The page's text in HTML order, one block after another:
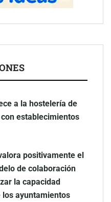
a la hostelería de
establecimientos
positivamente el
de colaboración
la capacidad
los ayuntamientos